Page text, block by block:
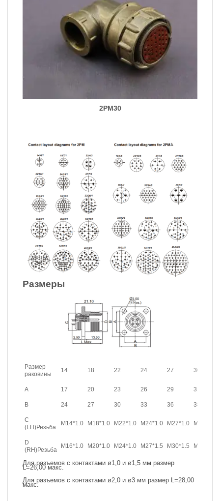
2PM30
Размеры
Размер
раковины
14 18 22 24 27 30
A 17 20 23 26 29 31
B 24 27 30 33 36 38
C
(LH)Резьба
M14*1.0 M18*1.0 M22*1.0 M24*1.0 M27*1.0 M30*1.0
D
(RH)Резьба
M16*1.0 M20*1.0 M24*1.0 M27*1.5 M30*1.5 M33*1.5
Для разъемов с контактами ø1,0 и ø1,5 мм размер
L=26,00 макс.
Для разъемов с контактами ø2,0 и ø3 мм размер L=28,00
макс.